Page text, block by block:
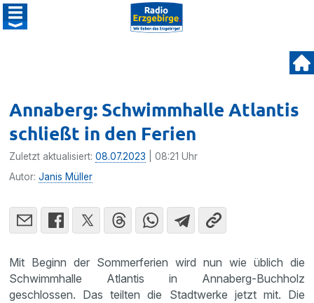
Annaberg: Schwimmhalle Atlantis
schließt in den Ferien
Zuletzt aktualisiert:08.07.2023 | 08:21 Uhr
Autor:Janis Müller
Mit Beginn der Sommerferien wird nun wie üblich die
Schwimmhalle Atlantis in Annaberg-Buchholz
geschlossen. Das teilten die Stadtwerke jetzt mit. Die